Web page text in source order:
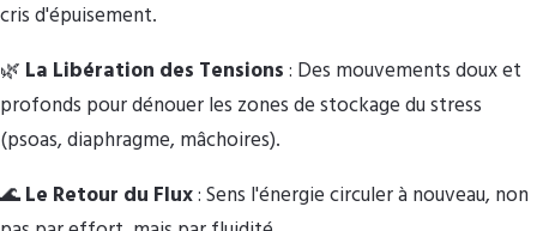
cris d'épuisement.
🌿 La Libération des Tensions : Des mouvements doux et
profonds pour dénouer les zones de stockage du stress
(psoas, diaphragme, mâchoires).
🌊Le Retour du Flux: Sens l'énergie circuler à nouveau, non